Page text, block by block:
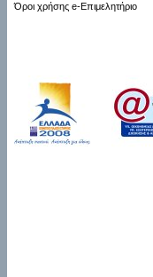
Όροι χρήσης e-Επιμελητήριο